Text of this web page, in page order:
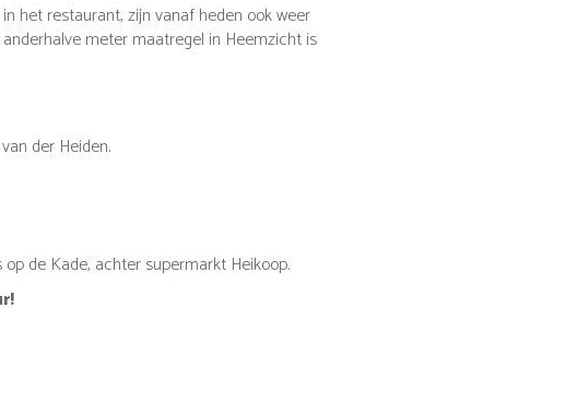
het restaurant, zijn vanaf heden ook weer
meter maatregel in Heemzicht is
der Heiden.
de Kade, achter supermarkt Heikoop.